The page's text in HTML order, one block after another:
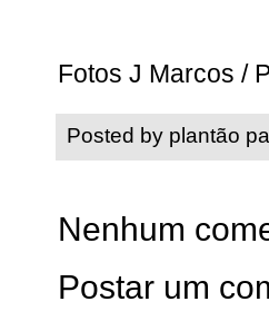
Fotos J Marcos /
Posted by plantão
Nenhum
Postar um